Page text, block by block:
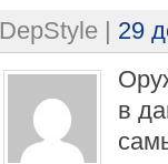
DepStyle | 29
в